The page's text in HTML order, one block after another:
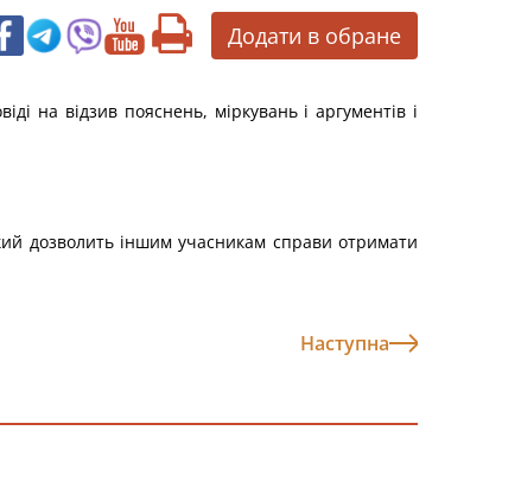
Додати в обране
на відзив пояснень, міркувань і аргументів і
дозволить іншим учасникам справи отримати
Наступна